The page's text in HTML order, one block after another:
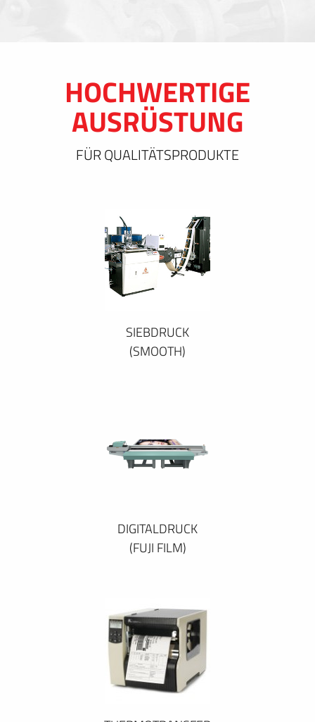
HOCHWERTIGE
AUSRÜSTUNG
FÜR QUALITÄTSPRODUKTE
SIEBDRUCK
(SMOOTH)
DIGITALDRUCK
(FUJI FILM)